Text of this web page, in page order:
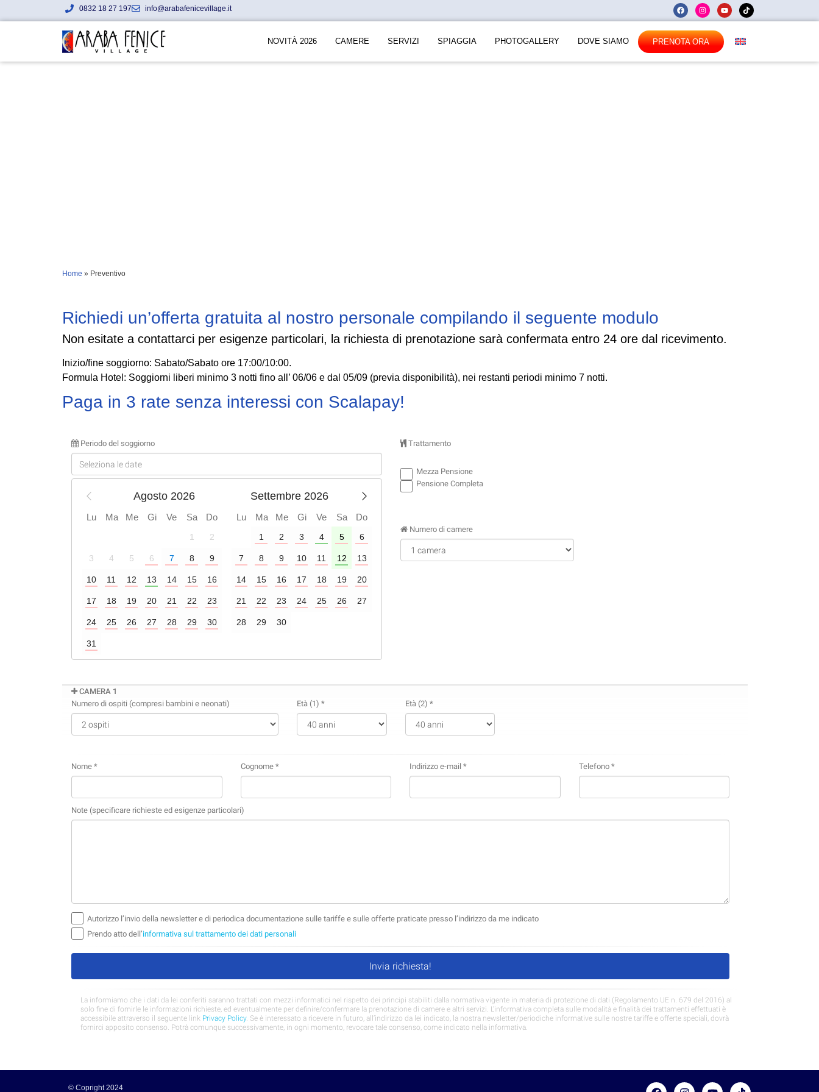
0832 18 27 197 info@arabafenicevillage.it
NOVITÀ 2026 CAMERE SERVIZI SPIAGGIA PHOTOGALLERY DOVE SIAMO PRENOTA ORA
Home » Preventivo
Richiedi un’offerta gratuita al nostro personale compilando il seguente modulo
Non esitate a contattarci per esigenze particolari, la richiesta di prenotazione sarà confermata entro 24 ore dal ricevimento.
Inizio/fine soggiorno: Sabato/Sabato ore 17:00/10:00.
Formula Hotel : Soggiorni liberi minimo 3 notti fino all’ 06/06 e dal 05/09 (previa disponibilità), nei restanti periodi minimo 7 notti.
Paga in 3 rate senza interessi con Scalapay!
© Copright 2024